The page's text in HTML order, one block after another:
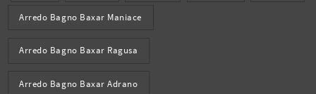
Arredo Bagno Baxar Maniace
Arredo Bagno Baxar Ragusa
Arredo Bagno Baxar Adrano